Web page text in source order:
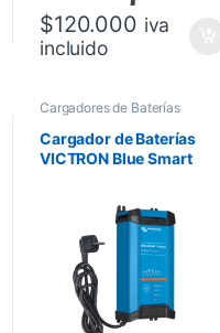
$120.000 iva
incluido
Cargadores de Baterías
Cargador de Baterías
VICTRON Blue Smart